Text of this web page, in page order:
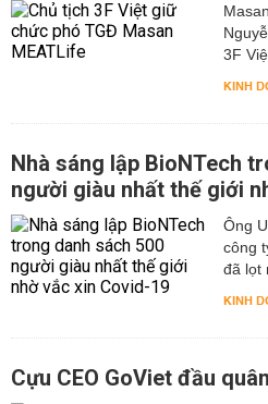
3F
KINH
Nhà sáng lập BioNTech
người giàu nhất thế giới
Ông
công
đã lọt
KINH
Cựu CEO GoViet đầu